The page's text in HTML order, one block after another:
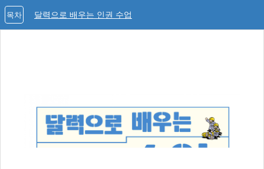
달력으로 배우는 인권 수업
목차